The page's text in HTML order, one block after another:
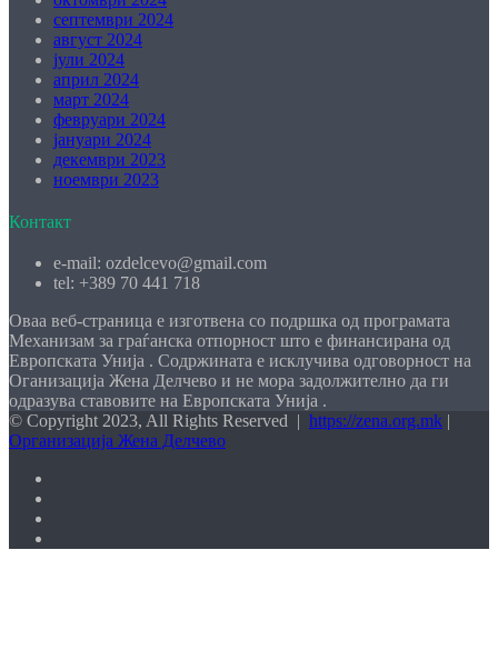
септември 2024
август 2024
јули 2024
април 2024
март 2024
февруари 2024
јануари 2024
декември 2023
ноември 2023
Контакт
е-mail: ozdelcevo@gmail.com
tel: +389 70 441 718
Оваа веб-страница е изготвена со подршка од програмата
Механизам за граѓанска отпорност што е финансирана од
Европската Унија . Содржината е исклучива одговорност на
Оганизација Жена Делчево и не мора задолжително да ги
одразува ставовите на Европската Унија .
© Copyright 2023, All Rights Reserved | https://zena.org.mk |
Организација Жена Делчево